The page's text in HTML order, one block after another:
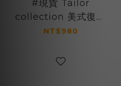
#現貨 Tailor
collection 美式復古
立領針織 寬鬆開衫毛
NT$980